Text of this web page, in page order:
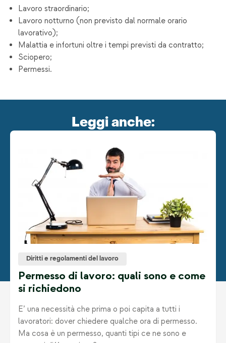
Lavoro straordinario;
Lavoro notturno (non previsto dal normale orario
lavorativo);
Malattia e infortuni oltre i tempi previsti da contratto;
Sciopero;
Permessi.
Leggi anche:
Diritti e regolamenti del lavoro
Permesso di lavoro: quali sono e come
si richiedono
E’ una necessità che prima o poi capita a tutti i
lavoratori: dover chiedere qualche ora di permesso.
Ma cosa è un permesso, quanti tipi ce ne sono e